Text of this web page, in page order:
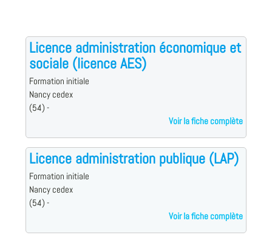
Licence administration économique et
sociale (licence AES)
Formation initiale
Nancy cedex
(54) -
Voir la fiche complète
Licence administration publique (LAP)
Formation initiale
Nancy cedex
(54) -
Voir la fiche complète